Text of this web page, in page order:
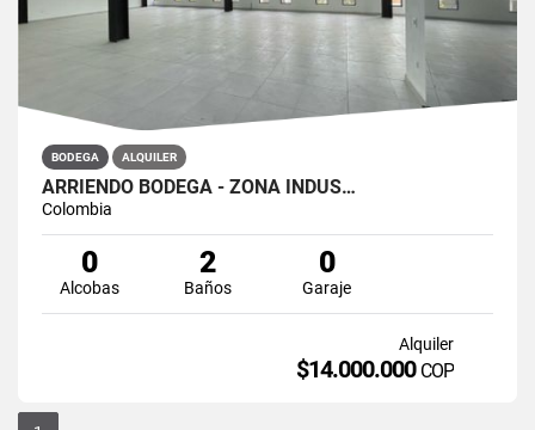
BODEGA ALQUILER
ARRIENDO BODEGA - ZONA INDUS…
Colombia
0
Alcobas
2
Baños
0
Garaje
Alquiler
$14.000.000 COP